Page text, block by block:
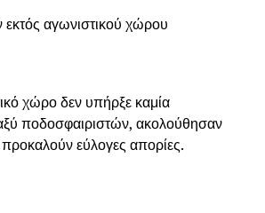
εκτός αγωνιστικού χώρου
χώρο δεν υπήρξε καμία
ποδοσφαιριστών, ακολούθησαν
εύλογες απορίες.